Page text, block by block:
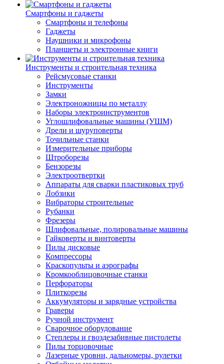
Смартфоны и гаджеты
Смартфоны и телефоны
Гаджеты
Наушники и микрофоны
Планшеты и электронные книги
Инструменты и строительная техника
Рейсмусовые станки
Инструменты
Замки
Электроножницы по металлу
Наборы электроинструментов
Углошлифовальные машины (УШМ)
Дрели и шуруповерты
Точильные станки
Измерительные приборы
Штроборезы
Бензорезы
Электроотвертки
Аппараты для сварки пластиковых труб
Лобзики
Вибраторы строительные
Рубанки
Фрезеры
Шлифовальные, полировальные машины
Гайковерты и винтоверты
Пилы дисковые
Компрессоры
Краскопульты и аэрографы
Кромкооблицовочные станки
Перфораторы
Плиткорезы
Аккумуляторы и зарядные устройства
Граверы
Ручной инструмент
Сварочное оборудование
Степлеры и гвоздезабивные пистолеты
Пилы торцовочные
Лазерные уровни, дальномеры, рулетки